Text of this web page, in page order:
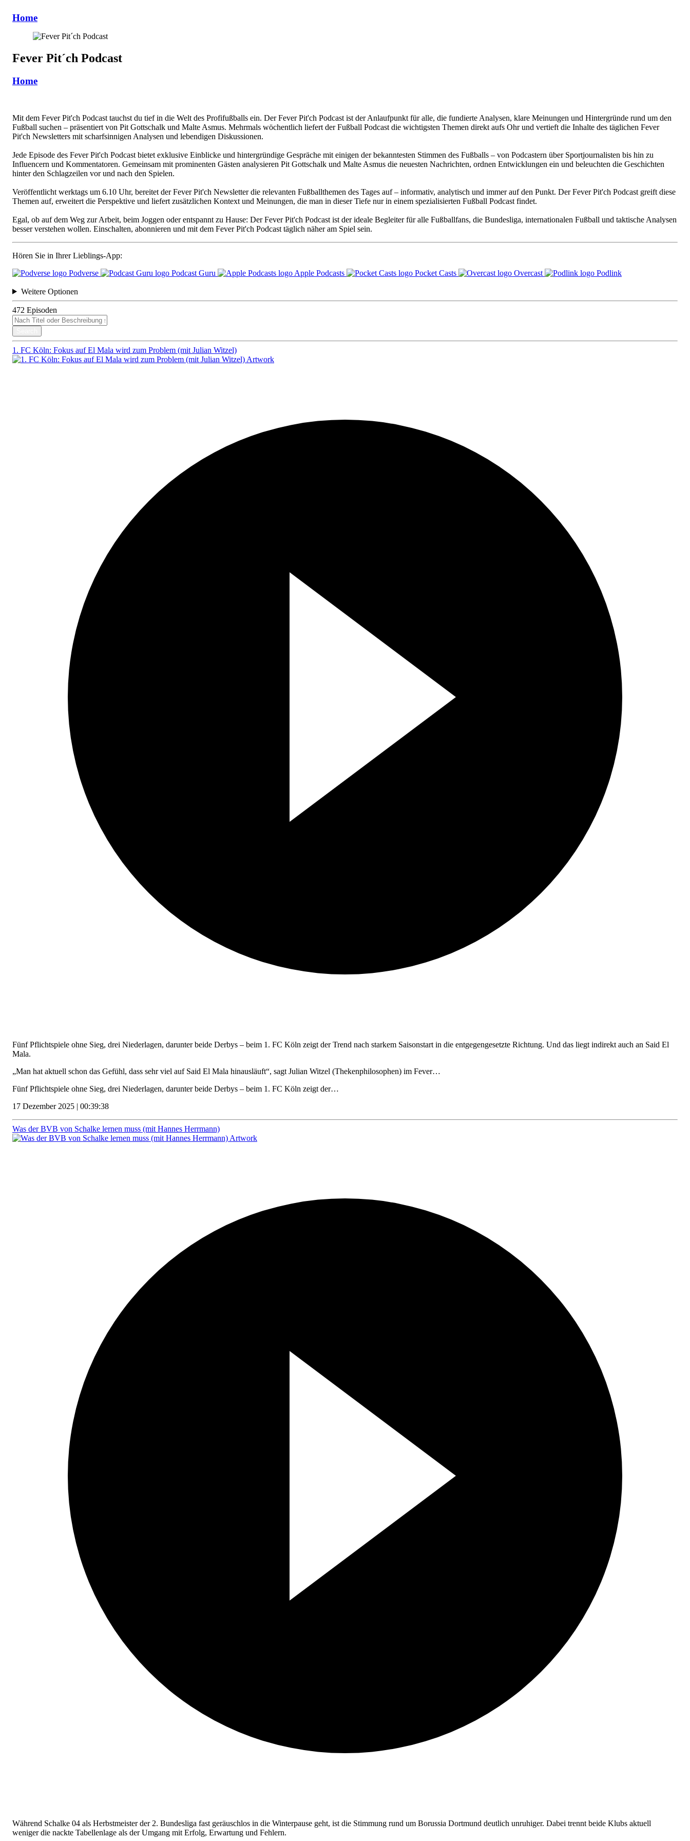
Home
Fever Pit´ch Podcast
Home
Mit dem Fever Pit'ch Podcast tauchst du tief in die Welt des Profifußballs ein. Der Fever Pit'ch Podcast ist der Anlaufpunkt für alle, die fundierte Analysen, klare Meinungen und Hintergründe rund um den
Fußball suchen – präsentiert von Pit Gottschalk und Malte Asmus. Mehrmals wöchentlich liefert der Fußball Podcast die wichtigsten Themen direkt aufs Ohr und vertieft die Inhalte des täglichen Fever
Pit'ch Newsletters mit scharfsinnigen Analysen und lebendigen Diskussionen.
Jede Episode des Fever Pit'ch Podcast bietet exklusive Einblicke und hintergründige Gespräche mit einigen der bekanntesten Stimmen des Fußballs – von Podcastern über Sportjournalisten bis hin zu
Influencern und Kommentatoren. Gemeinsam mit prominenten Gästen analysieren Pit Gottschalk und Malte Asmus die neuesten Nachrichten, ordnen Entwicklungen ein und beleuchten die Geschichten
hinter den Schlagzeilen vor und nach den Spielen.
Veröffentlicht werktags um 6.10 Uhr, bereitet der Fever Pit'ch Newsletter die relevanten Fußballthemen des Tages auf – informativ, analytisch und immer auf den Punkt. Der Fever Pit'ch Podcast greift diese
Themen auf, erweitert die Perspektive und liefert zusätzlichen Kontext und Meinungen, die man in dieser Tiefe nur in einem spezialisierten Fußball Podcast findet.
Egal, ob auf dem Weg zur Arbeit, beim Joggen oder entspannt zu Hause: Der Fever Pit'ch Podcast ist der ideale Begleiter für alle Fußballfans, die Bundesliga, internationalen Fußball und taktische Analysen
besser verstehen wollen. Einschalten, abonnieren und mit dem Fever Pit'ch Podcast täglich näher am Spiel sein.
Hören Sie in Ihrer Lieblings-App:
Podverse
Podcast Guru Apple Podcasts Pocket Casts Overcast Podlink
Weitere Optionen
472 Episoden
1. FC Köln: Fokus auf El Mala wird zum Problem (mit Julian Witzel)
Fünf Pflichtspiele ohne Sieg, drei Niederlagen, darunter beide Derbys – beim 1. FC Köln zeigt der Trend nach starkem Saisonstart in die entgegengesetzte Richtung. Und das liegt indirekt auch an Said El
Mala.
„Man hat aktuell schon das Gefühl, dass sehr viel auf Said El Mala hinausläuft“, sagt Julian Witzel (Thekenphilosophen) im Fever…
Fünf Pflichtspiele ohne Sieg, drei Niederlagen, darunter beide Derbys – beim 1. FC Köln zeigt der…
17 Dezember 2025 | 00:39:38
Was der BVB von Schalke lernen muss (mit Hannes Herrmann)
Während Schalke 04 als Herbstmeister der 2. Bundesliga fast geräuschlos in die Winterpause geht, ist die Stimmung rund um Borussia Dortmund deutlich unruhiger. Dabei trennt beide Klubs aktuell
weniger die nackte Tabellenlage als der Umgang mit Erfolg, Erwartung und Fehlern.